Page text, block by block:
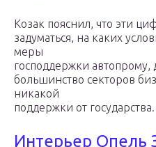
Козак пояснил, что эти
задуматься, на каких
меры
господдержки
большинство секторов
никакой
поддержки от государства.
Интерьер Опель